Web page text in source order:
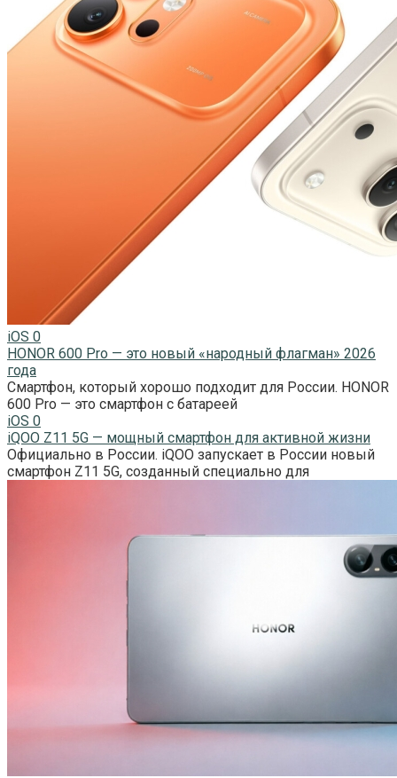
iOS 0
HONOR 600 Pro — это новый «народный флагман» 2026
года
Смартфон, который хорошо подходит для России. HONOR
600 Pro — это смартфон с батареей
iOS 0
iQOO Z11 5G — мощный смартфон для активной жизни
Официально в России. iQOO запускает в России новый
смартфон Z11 5G, созданный специально для